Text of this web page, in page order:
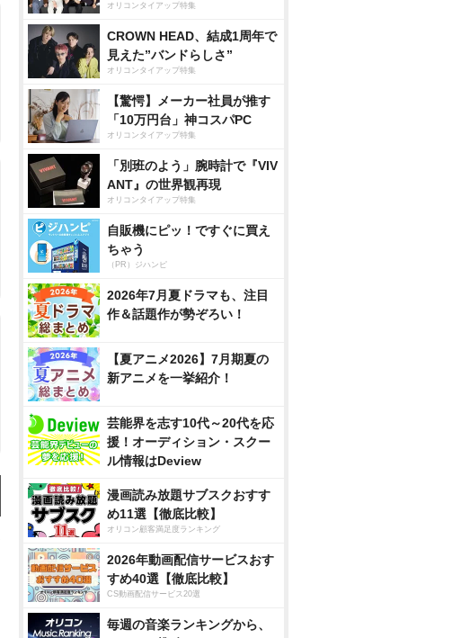
オリコンタイアップ特集
CROWN HEAD、結成1周年で
見えた”バンドらしさ”
オリコンタイアップ特集
【驚愕】メーカー社員が推す
「10万円台」神コスパPC
オリコンタイアップ特集
「別班のよう」腕時計で『VIV
ANT』の世界観再現
オリコンタイアップ特集
自販機にピッ！ですぐに買え
ちゃう
（PR）ジハンピ
2026年7月夏ドラマも、注目
作＆話題作が勢ぞろい！
【夏アニメ2026】7月期夏の
新アニメを一挙紹介！
芸能界を志す10代～20代を応
援！オーディション・スクー
ル情報はDeview
漫画読み放題サブスクおすす
め11選【徹底比較】
オリコン顧客満足度ランキング
2026年動画配信サービスおす
すめ40選【徹底比較】
CS動画配信サービス20選
毎週の音楽ランキングから、